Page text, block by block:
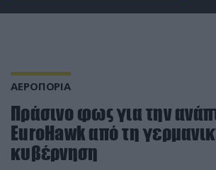
ΑΕΡΟΠΟΡΙΑ
Πράσινο φως για την
EuroHawk από τη
κυβέρνηση